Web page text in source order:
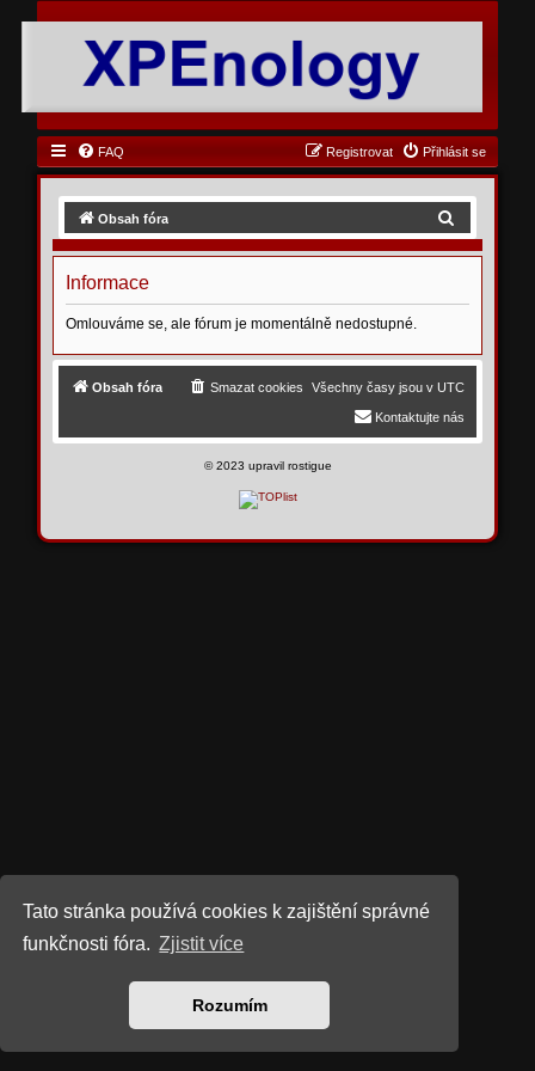
Tato stránka používá cookies k zajištění správné
funkčnosti fóra. Zjistit více
Rozumím
FAQ Přihlásit se
Registrovat
Obsah fóra
d
t
Informace
Omlouváme se, ale fórum je momentálně nedostupné.
Obsah fóra Všechny časy jsou v UTC
Smazat cookies
Kontaktujte nás
©2023 upravil rostigue